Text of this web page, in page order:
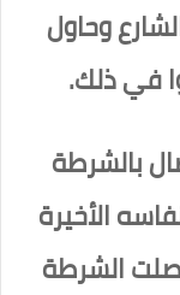
وحاول
في ذلك.
بالشرطة
الأخيرة
الشرطة